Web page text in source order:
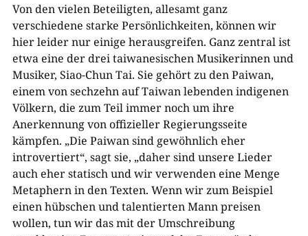
Von den vielen Beteiligten, allesamt ganz
verschiedene starke Persönlichkeiten, können wir
hier leider nur einige herausgreifen. Ganz zentral ist
etwa eine der drei taiwanesischen Musikerinnen und
Musiker, Siao-Chun Tai. Sie gehört zu den Paiwan,
einem von sechzehn auf Taiwan lebenden indigenen
Völkern, die zum Teil immer noch um ihre
Anerkennung von offizieller Regierungsseite
kämpfen. „Die Paiwan sind gewöhnlich eher
introvertiert“, sagt sie, „daher sind unsere Lieder
auch eher statisch und wir verwenden eine Menge
Metaphern in den Texten. Wenn wir zum Beispiel
einen hübschen und talentierten Mann preisen
wollen, tun wir das mit der Umschreibung